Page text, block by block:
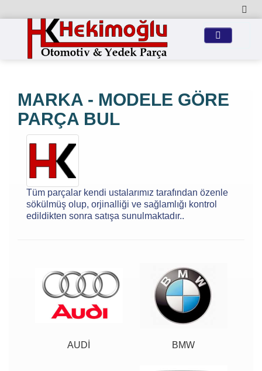
MARKA - MODELE GÖRE
PARÇA BUL
Tüm parçalar kendi ustalarımız tarafından özenle
sökülmüş olup, orjinalliği ve sağlamlığı kontrol
edildikten sonra satışa sunulmaktadır..
AUDİ BMW